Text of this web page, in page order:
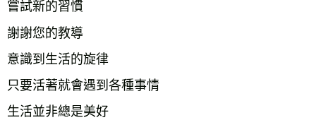
嘗試新的習慣
謝謝您的教導
意識到生活的旋律
只要活著就會遇到各種事情
生活並非總是美好